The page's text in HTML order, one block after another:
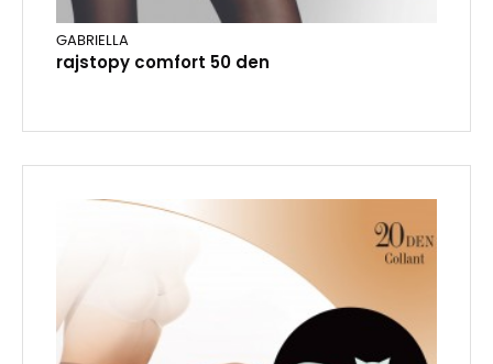
GABRIELLA
rajstopy comfort 50 den